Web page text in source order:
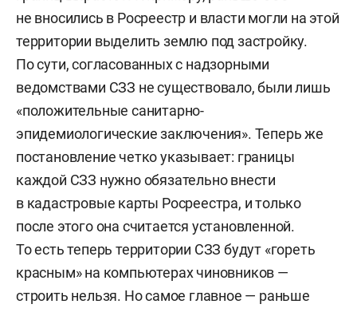
не вносились в Росреестр и власти могли на этой
территории выделить землю под застройку.
По сути, согласованных с надзорными
ведомствами СЗЗ не существовало, были лишь
«положительные санитарно-
эпидемиологические заключения». Теперь же
постановление четко указывает: границы
каждой СЗЗ нужно обязательно внести
в кадастровые карты Росреестра, и только
после этого она считается установленной.
То есть теперь территории СЗЗ будут «гореть
красным» на компьютерах чиновников —
строить нельзя. Но самое главное — раньше